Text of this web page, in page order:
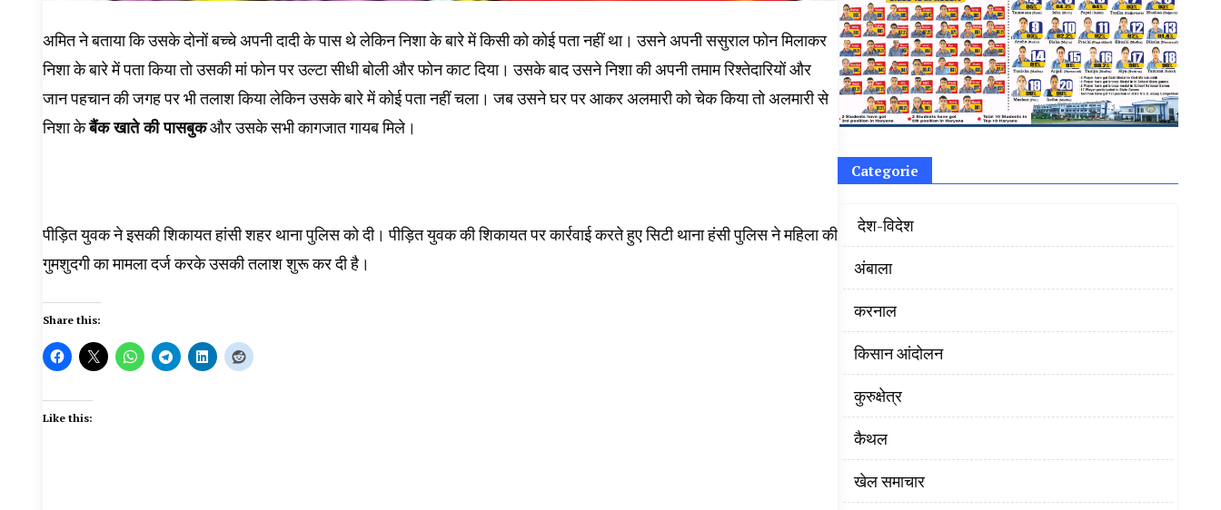
अमित ने बताया कि उसके दोनों बच्चे अपनी दादी के पास थे लेकिन निशा के बारे में किसी को कोई पता नहीं था। उसने अपनी ससुराल फोन मिलाकर
निशा के बारे में पता किया तो उसकी मां फोन पर उल्टा सीधी बोली और फोन काट दिया। उसके बाद उसने निशा की अपनी तमाम रिश्तेदारियों और
जान पहचान की जगह पर भी तलाश किया लेकिन उसके बारे में कोई पता नहीं चला। जब उसने घर पर आकर अलमारी को चेक किया तो अलमारी से
निशा केबैंक खाते की पासबुकऔर उसके सभी कागजात गायब मिले।
पीड़ित युवक ने इसकी शिकायत हांसी शहर थाना पुलिस को दी। पीड़ित युवक की शिकायत पर कार्रवाई करते हुए सिटी थाना हंसी पुलिस ने महिला की
गुमशुदगी का मामला दर्ज करके उसकी तलाश शुरू कर दी है।
Share this:
Like this:
Categorie
‌ देश-विदेश
अंबाला
करनाल
किसान आंदोलन
कुरुक्षेत्र
कैथल
खेल समाचार